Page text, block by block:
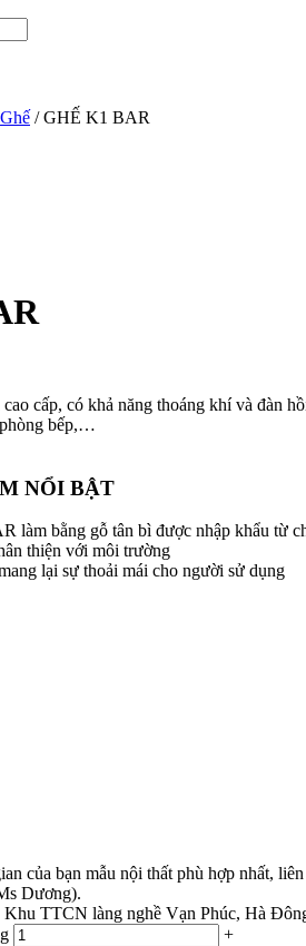
Ghế / GHẾ K1 BAR
cấp, có khả năng thoáng khí và đàn
bếp,…
NỔI BẬT
làm bằng gỗ tân bì được nhập khẩu từ
thiện với môi trường
lại sự thoải mái cho người sử dụng
của bạn mẫu nội thất phù hợp nhất,
Dương).
TTCN làng nghề Vạn Phúc, Hà
+